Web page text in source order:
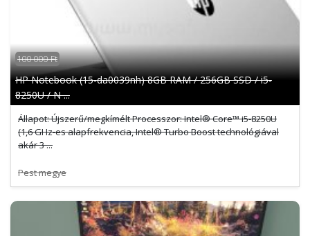
100 000 Ft
HP Notebook (15-da0039nh) 8GB RAM / 256GB SSD / i5-
8250U / N ...
Állapot: Újszerű/megkímélt Processzor: Intel® Core™ i5-8250U
(1,6 GHz-es alapfrekvencia, Intel® Turbo Boost technológiával
akár 3 ...
Pest megye